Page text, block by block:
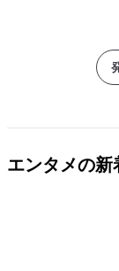
エンタメの新